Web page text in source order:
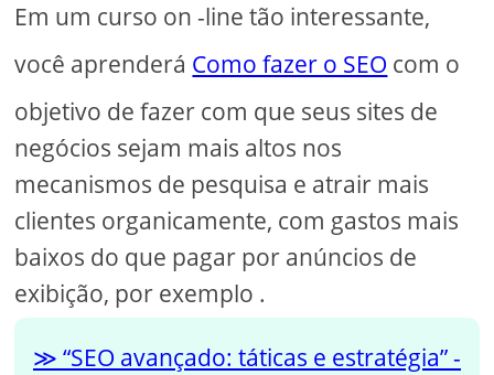
Em um curso on -line tão interessante,
você aprenderá Como fazer o SEO com o
objetivo de fazer com que seus sites de
negócios sejam mais altos nos
mecanismos de pesquisa e atrair mais
clientes organicamente, com gastos mais
baixos do que pagar por anúncios de
exibição, por exemplo .
“SEO avançado: táticas e estratégia” -